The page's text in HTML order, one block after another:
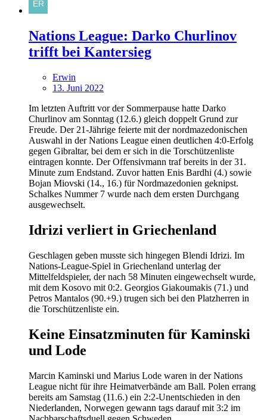
Nations League: Darko Churlinov
trifft bei Kantersieg
Erwin
13. Juni 2022
Im letzten Auftritt vor der Sommerpause hatte Darko
Churlinov am Sonntag (12.6.) gleich doppelt Grund zur
Freude. Der 21-Jährige feierte mit der nordmazedonischen
Auswahl in der Nations League einen deutlichen 4:0-Erfolg
gegen Gibraltar, bei dem er sich in die Torschützenliste
eintragen konnte. Der Offensivmann traf bereits in der 31.
Minute zum Endstand. Zuvor hatten Enis Bardhi (4.) sowie
Bojan Miovski (14., 16.) für Nordmazedonien geknipst.
Schalkes Nummer 7 wurde nach dem ersten Durchgang
ausgewechselt.
Idrizi verliert in Griechenland
Geschlagen geben musste sich hingegen Blendi Idrizi. Im
Nations-League-Spiel in Griechenland unterlag der
Mittelfeldspieler, der nach 58 Minuten eingewechselt wurde,
mit dem Kosovo mit 0:2. Georgios Giakoumakis (71.) und
Petros Mantalos (90.+9.) trugen sich bei den Platzherren in
die Torschützenliste ein.
Keine Einsatzminuten für Kaminski
und Lode
Marcin Kaminski und Marius Lode waren in der Nations
League nicht für ihre Heimatverbände am Ball. Polen errang
bereits am Samstag (11.6.) ein 2:2-Unentschieden in den
Niederlanden, Norwegen gewann tags darauf mit 3:2 im